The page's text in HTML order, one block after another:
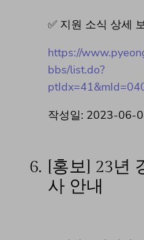
✅ 지원 소식 상세
https://
bbs/list.do?
작성일: 2023-06-
6. [홍보] 23년
사 안내